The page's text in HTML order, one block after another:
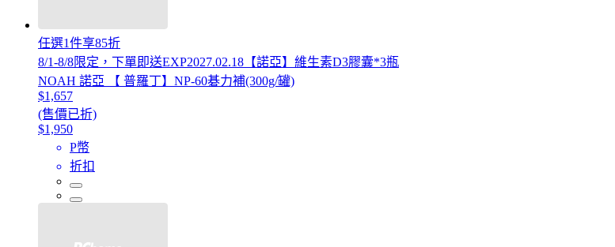
任選1件享85折
8/1-8/8限定，下單即送EXP2027.02.18【諾亞】維生素D3膠囊*3瓶
NOAH 諾亞 【 普羅丁】NP-60碁力補(300g/罐)
$1,657
(售價已折)
$1,950
P幣
折扣